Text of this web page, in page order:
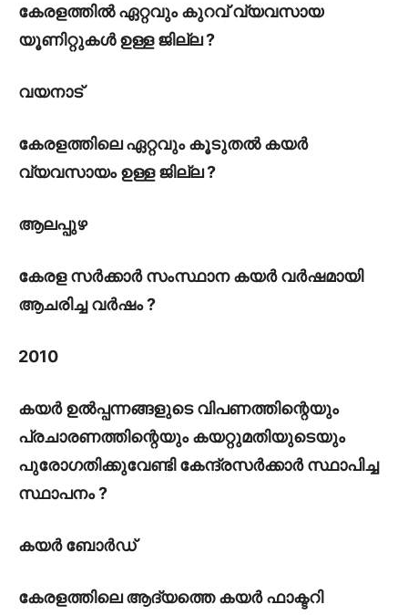
കേരളത്തിൽ ഏറ്റവും കുറവ് വ്യവസായ
യൂണിറ്റുകൾ ഉള്ള ജില്ല ?
വയനാട്
കേരളത്തിലെ ഏറ്റവും കൂടുതൽ കയർ
വ്യവസായം ഉള്ള ജില്ല ?
ആലപ്പുഴ
കേരള സർക്കാർ സംസ്ഥാന കയർ വർഷമായി
ആചരിച്ച വർഷം ?
2010
കയർ ഉൽപ്പന്നങ്ങളുടെ വിപണത്തിന്റെയും
പ്രചാരണത്തിന്റെയും കയറ്റുമതിയുടെയും
പുരോഗതിക്കുവേണ്ടി കേന്ദ്രസർക്കാർ സ്ഥാപിച്ച
സ്ഥാപനം ?
കയർ ബോർഡ്
കേരളത്തിലെ ആദ്യത്തെ കയർ ഫാക്ടറി